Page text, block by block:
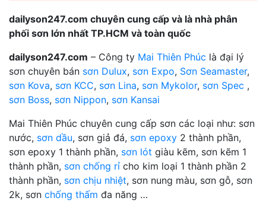
dailyson247.com chuyên cung cấp và là nhà phân
phối sơn lớn nhất TP.HCM và toàn quốc
dailyson247.com – Công ty Mai Thiên Phúc là đại lý
sơn chuyên bán sơn Dulux, sơn Expo, Sơn Seamaster,
sơn Kova, sơn KCC, sơn Lina, sơn Mykolor, sơn Spec ,
sơn Boss, sơn Nippon, sơn Kansai
Mai Thiên Phúc chuyên cung cấp sơn các loại như: sơn
nước, sơn dầu, sơn giả đá, sơn epoxy 2 thành phần,
sơn epoxy 1 thành phần, sơn lót giàu kẽm, sơn kẽm 1
thành phần, sơn chống rỉ cho kim loại 1 thành phần 2
thành phần, sơn chịu nhiệt, sơn nung màu, sơn gỗ, sơn
2k, sơn chống thấm đa năng …